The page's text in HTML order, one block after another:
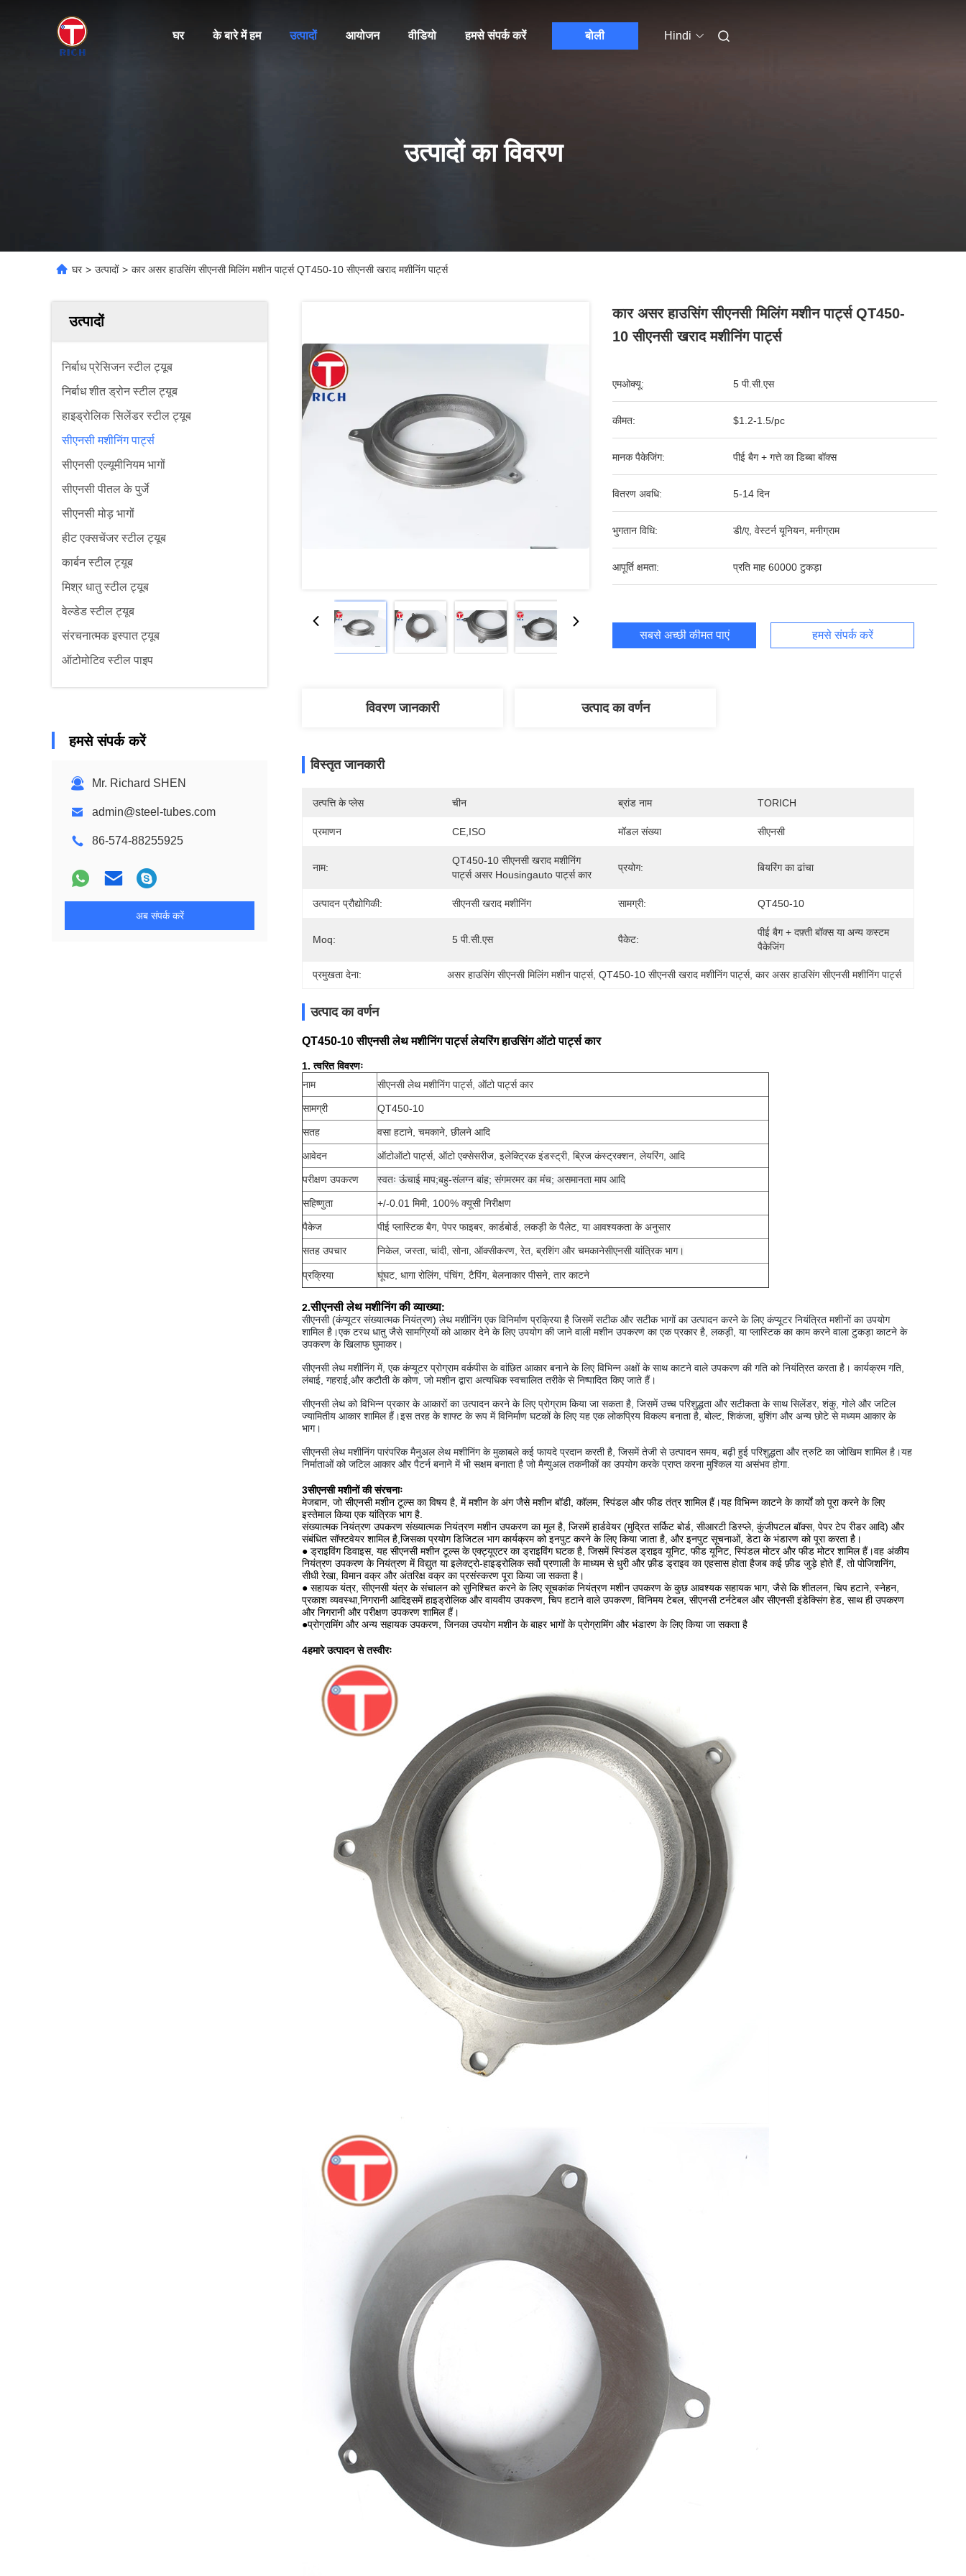
घर के बारे में हम उत्पादों आयोजन वीडियो हमसे संपर्क करें बोली Hindi
उत्पादों का विवरण
घर > उत्पादों > कार असर हाउसिंग सीएनसी मिलिंग मशीन पार्ट्स QT450-10 सीएनसी खराद मशीनिंग पार्ट्स
उत्पादों
निर्बाध प्रेसिजन स्टील ट्यूब
निर्बाध शीत ड्रोन स्टील ट्यूब
हाइड्रोलिक सिलेंडर स्टील ट्यूब
सीएनसी मशीनिंग पार्ट्स
सीएनसी एल्यूमीनियम भागों
सीएनसी पीतल के पुर्जे
सीएनसी मोड़ भागों
हीट एक्सचेंजर स्टील ट्यूब
कार्बन स्टील ट्यूब
मिश्र धातु स्टील ट्यूब
वेल्डेड स्टील ट्यूब
संरचनात्मक इस्पात ट्यूब
ऑटोमोटिव स्टील पाइप
हमसे संपर्क करें
Mr. Richard SHEN
admin@steel-tubes.com
86-574-88255925
अब संपर्क करें
कार असर हाउसिंग सीएनसी मिलिंग मशीन पार्ट्स QT450-
10 सीएनसी खराद मशीनिंग पार्ट्स
एमओक्यू: 5 पी.सी.एस
कीमत: $1.2-1.5/pc
मानक पैकेजिंग: पीई बैग + गत्ते का डिब्बा बॉक्स
वितरण अवधि: 5-14 दिन
भुगतान विधि: डी/ए, वेस्टर्न यूनियन, मनीग्राम
आपूर्ति क्षमता: प्रति माह 60000 टुकड़ा
सबसे अच्छी कीमत पाएं हमसे संपर्क करें
विवरण जानकारी उत्पाद का वर्णन
विस्तृत जानकारी
उत्पत्ति के प्लेस चीन ब्रांड नाम TORICH
प्रमाणन CE,ISO मॉडल संख्या सीएनसी
नाम:
QT450-10 सीएनसी खराद मशीनिंग
पार्ट्स असर Housingauto पार्ट्स कार
प्रयोग: बियरिंग का ढांचा
उत्पादन प्रौद्योगिकी: सीएनसी खराद मशीनिंग सामग्री: QT450-10
Moq: 5 पी.सी.एस पैकेट:
पीई बैग + दफ़्ती बॉक्स या अन्य कस्टम
पैकेजिंग
प्रमुखता देना: असर हाउसिंग सीएनसी मिलिंग मशीन पार्ट्स, QT450-10 सीएनसी खराद मशीनिंग पार्ट्स, कार असर हाउसिंग सीएनसी मशीनिंग पार्ट्स
उत्पाद का वर्णन
QT450-10 सीएनसी लेथ मशीनिंग पार्ट्स लेयरिंग हाउसिंग ऑटो पार्ट्स कार
1. त्वरित विवरणः
नाम
सीएनसी लेथ मशीनिंग पार्ट्स, ऑटो पार्ट्स कार
सामग्री QT450-10
सतह वसा हटाने, चमकाने, छीलने आदि
आवेदन ऑटोऑटो पार्ट्स, ऑटो एक्सेसरीज, इलेक्ट्रिक इंडस्ट्री, ब्रिज कंस्ट्रक्शन, लेयरिंग, आदि
परीक्षण उपकरण स्वतः ऊंचाई माप;बहु-संलग्न बांह; संगमरमर का मंच; असमानता माप आदि
सहिष्णुता +/-0.01 मिमी, 100% क्यूसी निरीक्षण
पैकेज पीई प्लास्टिक बैग, पेपर फाइबर, कार्डबोर्ड, लकड़ी के पैलेट, या आवश्यकता के अनुसार
सतह उपचार निकेल, जस्ता, चांदी, सोना, ऑक्सीकरण, रेत, ब्रशिंग और चमकानेसीएनसी यांत्रिक भाग।
प्रक्रिया घूंघट, धागा रोलिंग, पंचिंग, टैपिंग, बेलनाकार पीसने, तार काटने
2.सीएनसी लेथ मशीनिंग की व्याख्या:
सीएनसी (कंप्यूटर संख्यात्मक नियंत्रण) लेथ मशीनिंग एक विनिर्माण प्रक्रिया है जिसमें सटीक और सटीक भागों का उत्पादन करने के लिए कंप्यूटर नियंत्रित मशीनों का उपयोग
शामिल है।एक टरथ धातु जैसे सामग्रियों को आकार देने के लिए उपयोग की जाने वाली मशीन उपकरण का एक प्रकार है, लकड़ी, या प्लास्टिक का काम करने वाला टुकड़ा काटने के
उपकरण के खिलाफ घुमाकर।
सीएनसी लेथ मशीनिंग में, एक कंप्यूटर प्रोग्राम वर्कपीस के वांछित आकार बनाने के लिए विभिन्न अक्षों के साथ काटने वाले उपकरण की गति को नियंत्रित करता है। कार्यक्रम गति,
लंबाई, गहराई,और कटौती के कोण, जो मशीन द्वारा अत्यधिक स्वचालित तरीके से निष्पादित किए जाते हैं।
सीएनसी लेथ को विभिन्न प्रकार के आकारों का उत्पादन करने के लिए प्रोग्राम किया जा सकता है, जिसमें उच्च परिशुद्धता और सटीकता के साथ सिलेंडर, शंकु, गोले और जटिल
ज्यामितीय आकार शामिल हैं।इस तरह के शाफ्ट के रूप में विनिर्माण घटकों के लिए यह एक लोकप्रिय विकल्प बनाता है, बोल्ट, शिकंजा, बुशिंग और अन्य छोटे से मध्यम आकार के
भाग।
सीएनसी लेथ मशीनिंग पारंपरिक मैनुअल लेथ मशीनिंग के मुकाबले कई फायदे प्रदान करती है, जिसमें तेजी से उत्पादन समय, बढ़ी हुई परिशुद्धता और त्रुटि का जोखिम शामिल है।यह
निर्माताओं को जटिल आकार और पैटर्न बनाने में भी सक्षम बनाता है जो मैन्युअल तकनीकों का उपयोग करके प्राप्त करना मुश्किल या असंभव होगा.
3सीएनसी मशीनों की संरचनाः
मेजबान, जो सीएनसी मशीन टूल्स का विषय है, में मशीन के अंग जैसे मशीन बॉडी, कॉलम, स्पिंडल और फीड तंत्र शामिल हैं।यह विभिन्न काटने के कार्यों को पूरा करने के लिए
इस्तेमाल किया एक यांत्रिक भाग है.
संख्यात्मक नियंत्रण उपकरण संख्यात्मक नियंत्रण मशीन उपकरण का मूल है, जिसमें हार्डवेयर (मुद्रित सर्किट बोर्ड, सीआरटी डिस्प्ले, कुंजीपटल बॉक्स, पेपर टेप रीडर आदि) और
संबंधित सॉफ्टवेयर शामिल है,जिसका प्रयोग डिजिटल भाग कार्यक्रम को इनपुट करने के लिए किया जाता है, और इनपुट सूचनाओं, डेटा के भंडारण को पूरा करता है।
● ड्राइविंग डिवाइस, यह सीएनसी मशीन टूल्स के एक्ट्यूएटर का ड्राइविंग घटक है, जिसमें स्पिंडल ड्राइव यूनिट, फीड यूनिट, स्पिंडल मोटर और फीड मोटर शामिल हैं।वह अंकीय
नियंत्रण उपकरण के नियंत्रण में विद्युत या इलेक्ट्रो-हाइड्रोलिक सर्वो प्रणाली के माध्यम से धुरी और फ़ीड ड्राइव का एहसास होता हैजब कई फ़ीड जुड़े होते हैं, तो पोजिशनिंग,
सीधी रेखा, विमान वक्र और अंतरिक्ष वक्र का प्रसंस्करण पूरा किया जा सकता है।
● सहायक यंत्र, सीएनसी यंत्र के संचालन को सुनिश्चित करने के लिए सूचकांक नियंत्रण मशीन उपकरण के कुछ आवश्यक सहायक भाग, जैसे कि शीतलन, चिप हटाने, स्नेहन,
प्रकाश व्यवस्था,निगरानी आदिइसमें हाइड्रोलिक और वायवीय उपकरण, चिप हटाने वाले उपकरण, विनिमय टेबल, सीएनसी टर्नटेबल और सीएनसी इंडेक्सिंग हेड, साथ ही उपकरण
और निगरानी और परीक्षण उपकरण शामिल हैं।
●प्रोग्रामिंग और अन्य सहायक उपकरण, जिनका उपयोग मशीन के बाहर भागों के प्रोग्रामिंग और भंडारण के लिए किया जा सकता है
4हमारे उत्पादन से तस्वीरः